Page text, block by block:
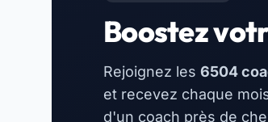
Boostez
Rejoignez les 6504
et recevez chaque
d'un coach près de